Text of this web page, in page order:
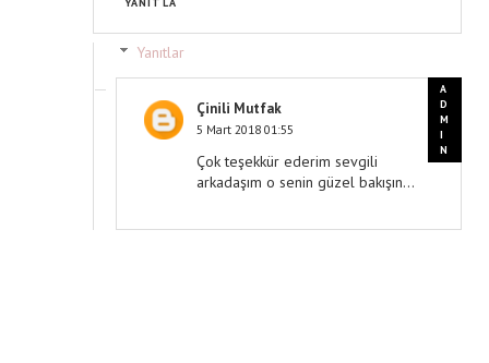
YANITLA
Yanıtlar
Çinili Mutfak
5 Mart 2018 01:55
Çok teşekkür ederim sevgili
arkadaşım o senin güzel bakışın...